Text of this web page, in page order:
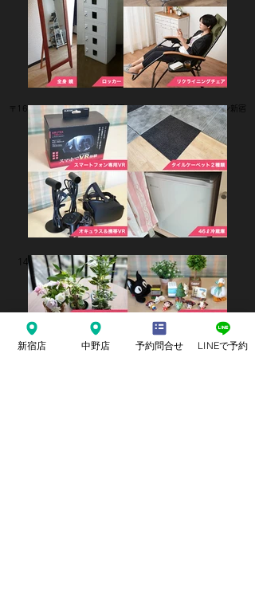
〒160-0002 東京都新宿区新宿4-2-1 ライオンズマンション新宿
御苑804号
24時営業
​14名までご利用可能
自由にレイアウト変更
モニター
無料 WIFI
冷暖房・電気無料提供
トップに戻る
新宿店 中野店 予約問合せ LINEで予約